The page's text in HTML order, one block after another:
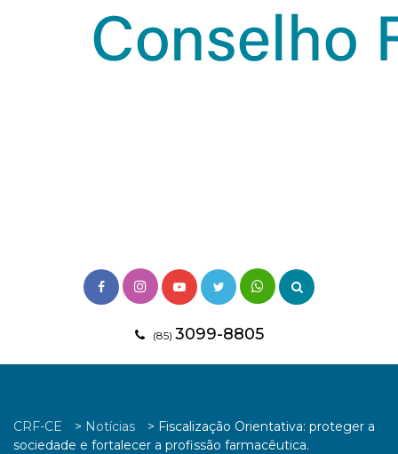
(85) 3099-8805
CRF-CE > Notícias > Fiscalização Orientativa: proteger a
sociedade e fortalecer a profissão farmacêutica.